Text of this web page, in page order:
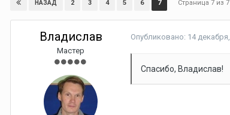
НАЗАД 2 3 4 5 6 7 Страница 7 из 7
Владислав
Мастер
Опубликовано: 14
Спасибо, Владислав!